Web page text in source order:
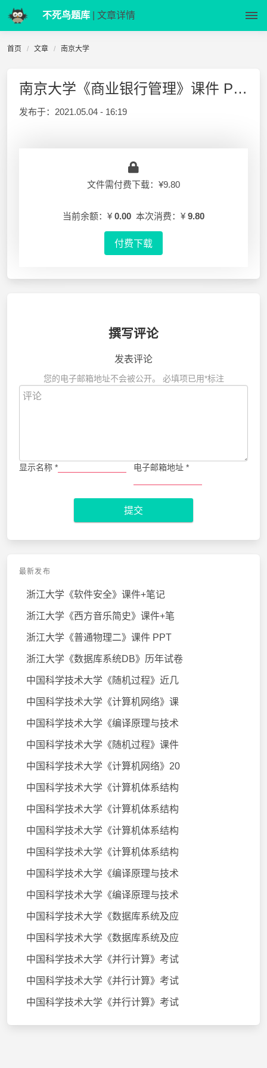
不死鸟题库 | 文章详情
首页 文章 南京大学
南京大学《商业银行管理》课件 PPT
发布于： 2021.05.04 - 16:19
文件需付费下载：¥9.80
当前余额：¥ 0.00 本次消费：¥ 9.80
付费下载
撰写评论
发表评论
您的电子邮箱地址不会被公开。 必填项已用*标注
显示名称 * 电子邮箱地址 *
提交
最新发布
浙江大学《软件安全》课件+笔记
浙江大学《西方音乐简史》课件+笔
浙江大学《普通物理二》课件 PPT
浙江大学《数据库系统DB》历年试卷
中国科学技术大学《随机过程》近几
中国科学技术大学《计算机网络》课
中国科学技术大学《编译原理与技术
中国科学技术大学《随机过程》课件
中国科学技术大学《计算机网络》20
中国科学技术大学《计算机体系结构
中国科学技术大学《计算机体系结构
中国科学技术大学《计算机体系结构
中国科学技术大学《计算机体系结构
中国科学技术大学《编译原理与技术
中国科学技术大学《编译原理与技术
中国科学技术大学《数据库系统及应
中国科学技术大学《数据库系统及应
中国科学技术大学《并行计算》考试
中国科学技术大学《并行计算》考试
中国科学技术大学《并行计算》考试